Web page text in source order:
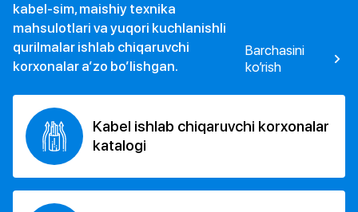
kabel-sim, maishiy texnika
mahsulotlari va yuqori kuchlanishli
qurilmalar ishlab chiqaruvchi
korxonalar a’zo bo’lishgan.
Barchasini
ko’rish
Kabel ishlab chiqaruvchi korxonalar
katalogi